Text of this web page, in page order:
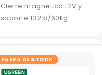
Cierre magnético 12V y
soporte 132lb/60kg -
FUERA DE STOCK